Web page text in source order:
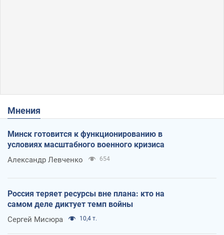
Мнения
Минск готовится к функционированию в
условиях масштабного военного кризиса
Александр Левченко 654
Россия теряет ресурсы вне плана: кто на
самом деле диктует темп войны
Сергей Мисюра 10,4 т.